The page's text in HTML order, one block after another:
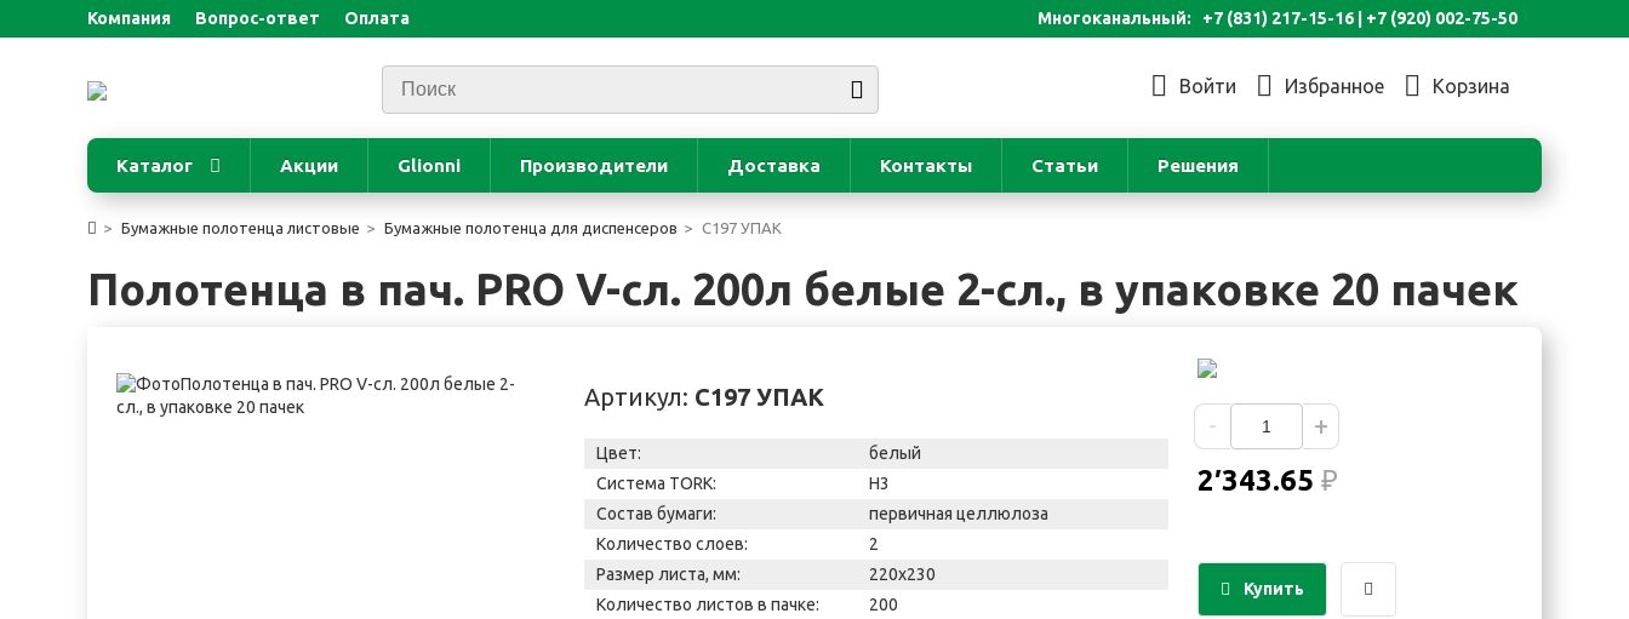
Компания Вопрос-ответ Оплата Многоканальный: +7 (831) 217-15-16 | +7 (920) 002-75-50
Войти Избранное Корзина
Каталог Акции Glionni Производители Доставка Контакты Статьи Решения
Бумажные полотенца листовые Бумажные полотенца для диспенсеров С197 УПАК
Полотенца в пач. PRO V-сл. 200л белые 2-сл., в упаковке 20 пачек
Артикул: С197 УПАК
Цвет:
белый
Система TORK:
Н3
Состав бумаги:
первичная целлюлоза
Количество слоев:
2
Размер листа, мм:
220x230
Количество листов в пачке:
200
- +
2′343.65 ₽
Купить